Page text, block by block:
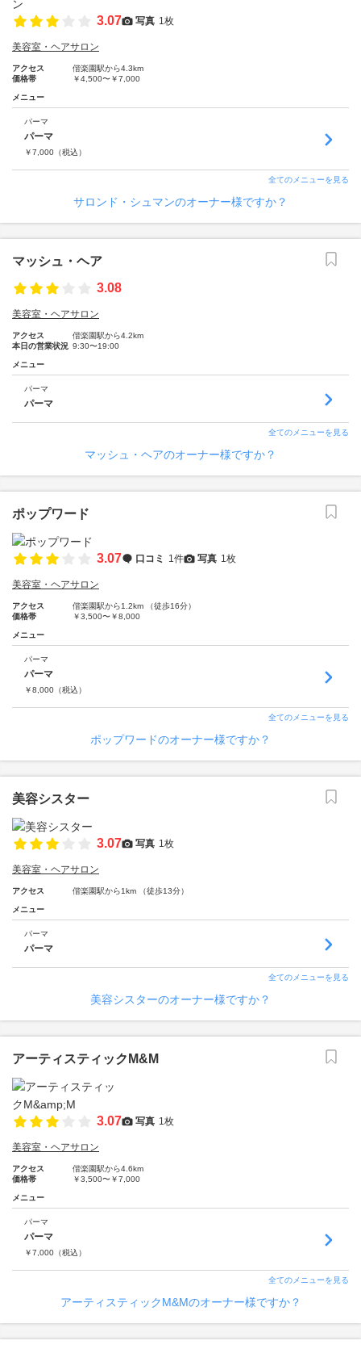
3.07 写真 1枚
美容室・ヘアサロン
アクセス
偕楽園駅から4.3km
価格帯
￥4,500〜￥7,000
メニュー
パーマ
パーマ
￥7,000 （税込）
全てのメニューを見る
サロンド・シュマンのオーナー様ですか？
マッシュ・ヘア
3.08
美容室・ヘアサロン
アクセス
偕楽園駅から4.2km
本日の営業状況 9:30〜19:00
メニュー
パーマ
パーマ
全てのメニューを見る
マッシュ・ヘアのオーナー様ですか？
ポップワード
3.07 口コミ 1件 写真 1枚
美容室・ヘアサロン
アクセス
偕楽園駅から1.2km （徒歩16分）
価格帯
￥3,500〜￥8,000
メニュー
パーマ
パーマ
￥8,000 （税込）
全てのメニューを見る
ポップワードのオーナー様ですか？
美容シスター
3.07 写真 1枚
美容室・ヘアサロン
アクセス 偕楽園駅から1km （徒歩13分）
メニュー
パーマ
パーマ
全てのメニューを見る
美容シスターのオーナー様ですか？
アーティスティックM&M
3.07 写真 1枚
美容室・ヘアサロン
アクセス
偕楽園駅から4.6km
価格帯
￥3,500〜￥7,000
メニュー
パーマ
パーマ
￥7,000 （税込）
全てのメニューを見る
アーティスティックM&Mのオーナー様ですか？